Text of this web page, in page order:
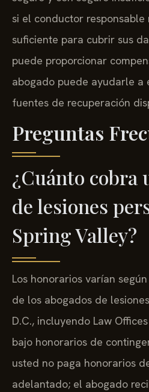
si el conductor responsable
suficiente para cubrir sus
puede proporcionar
abogado puede ayudarle a
fuentes de recuperación
Preguntas
¿Cuánto cobra
de lesiones
Spring Valley?
Los honorarios varían
de los abogados de
D.C., incluyendo Law
bajo honorarios de
usted no paga honorarios
adelantado; el abogado